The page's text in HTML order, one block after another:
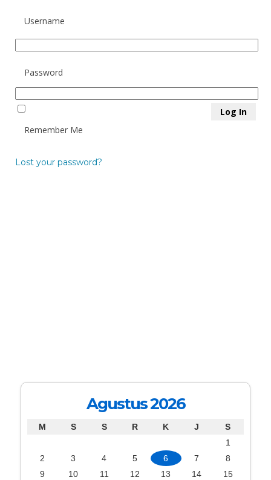
Username
Password
Remember Me
Lost your password?
Agustus 2026
M S S R K J
S
1
2
3 4 5 6 7
8
9
10 11 12 13 14
15